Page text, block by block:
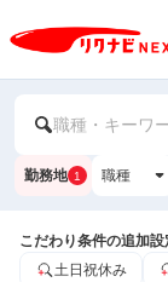
職種・キーワ
勤務地 1 職種
こだわり条件の追加
土日祝休み